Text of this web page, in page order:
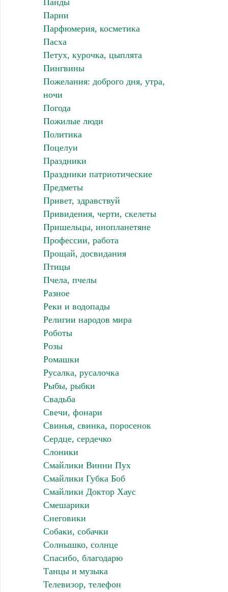
Панды
Парни
Парфюмерия, косметика
Пасха
Петух, курочка, цыплята
Пингвины
Пожелания: доброго дня, утра,
ночи
Погода
Пожилые люди
Политика
Поцелуи
Праздники
Праздники патриотические
Предметы
Привет, здравствуй
Привидения, черти, скелеты
Пришельцы, инопланетяне
Профессии, работа
Прощай, досвидания
Птицы
Пчела, пчелы
Разное
Реки и водопады
Религии народов мира
Роботы
Розы
Ромашки
Русалка, русалочка
Рыбы, рыбки
Свадьба
Свечи, фонари
Свинья, свинка, поросенок
Сердце, сердечко
Слоники
Смайлики Винни Пух
Смайлики Губка Боб
Смайлики Доктор Хаус
Смешарики
Снеговики
Собаки, собачки
Солнышко, солнце
Спасибо, благодарю
Танцы и музыка
Телевизор, телефон